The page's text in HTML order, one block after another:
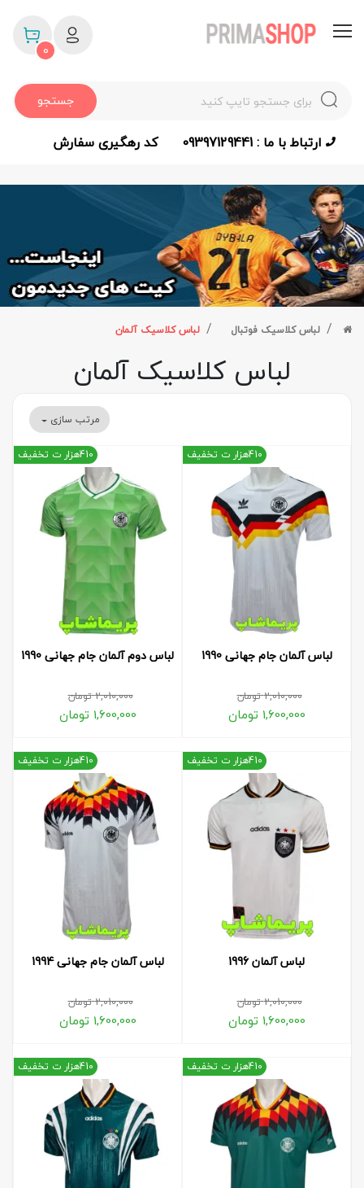
جستجو
0
ارتباط با ما : 09397129441 کد رهگیری سفارش
لباس کلاسیک فوتبال لباس کلاسیک آلمان
لباس کلاسیک آلمان
مرتب سازی
لباس آلمان جام جهانی 1990
2,010,000تومان
1,600,000 تومان
410هزار ت تخفیف
لباس دوم آلمان جام جهانی 1990
2,010,000تومان
1,600,000 تومان
410هزار ت تخفیف
لباس آلمان 1996
2,010,000تومان
1,600,000 تومان
410هزار ت تخفیف
لباس آلمان جام جهانی 1994
2,010,000تومان
1,600,000 تومان
410هزار ت تخفیف
410هزار ت تخفیف 410هزار ت تخفیف